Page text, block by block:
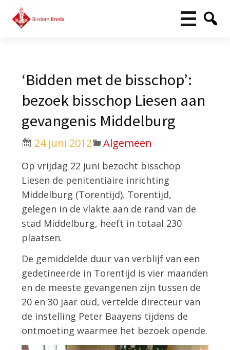
‘Bidden met de bisschop’:
bezoek bisschop Liesen aan
gevangenis Middelburg
24 juni 2012 Algemeen
Op vrijdag 22 juni bezocht bisschop
Liesen de penitentiaire inrichting
Middelburg (Torentijd). Torentijd,
gelegen in de vlakte aan de rand van de
stad Middelburg, heeft in totaal 230
plaatsen.
De gemiddelde duur van verblijf van een
gedetineerde in Torentijd is vier maanden
en de meeste gevangenen zijn tussen de
20 en 30 jaar oud, vertelde directeur van
de instelling Peter Baayens tijdens de
ontmoeting waarmee het bezoek opende.